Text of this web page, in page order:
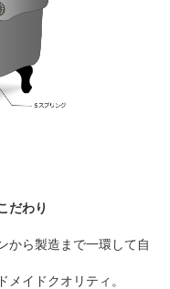
だわり
から製造まで一環して自
メイドクオリティ。